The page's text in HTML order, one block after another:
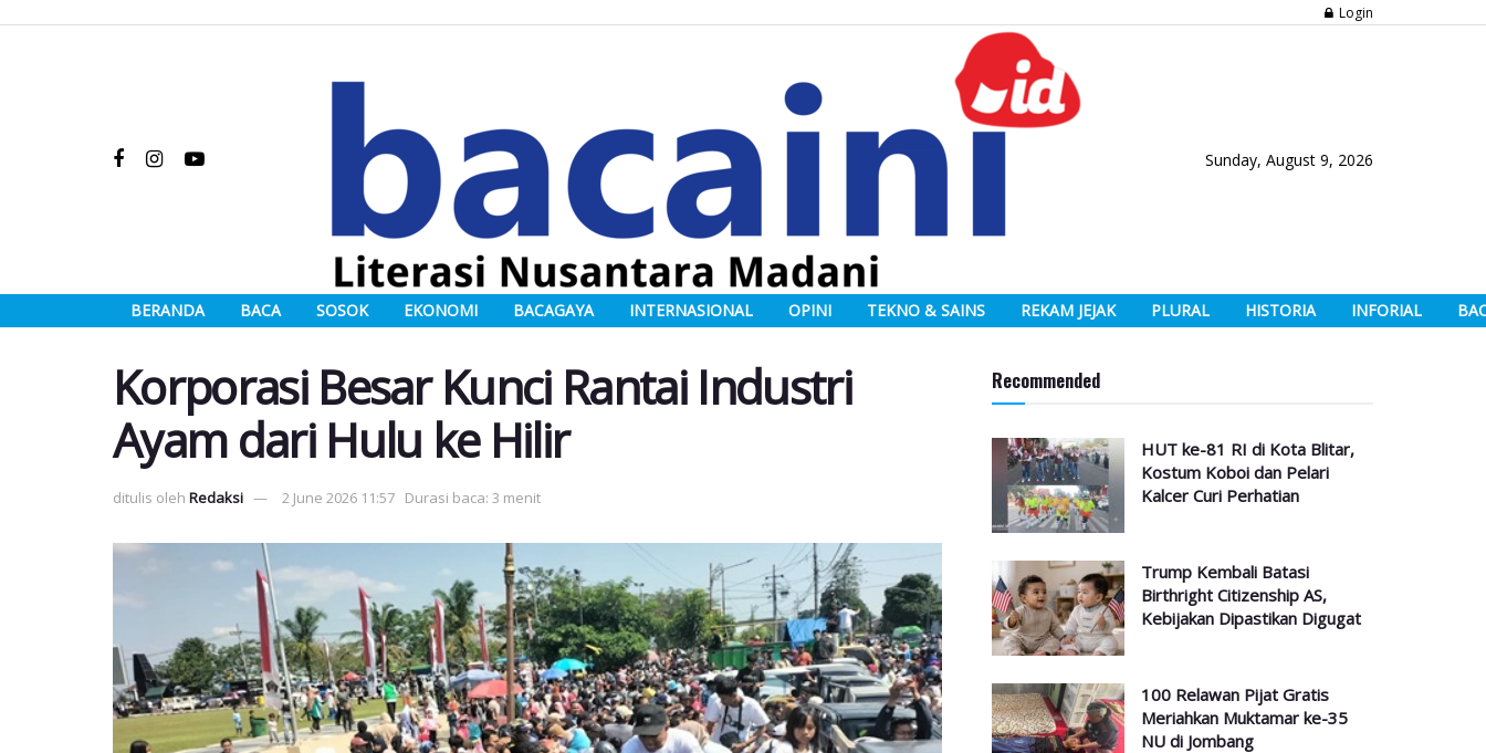
Login
Sunday, August 9, 2026
BERANDA BACA SOSOK EKONOMI BACAGAYA INTERNASIONAL OPINI TEKNO & SAINS REKAM JEJAK PLURAL HISTORIA INFORIAL
Korporasi Besar Kunci Rantai Industri
Ayam dari Hulu ke Hilir
ditulis oleh Redaksi 2 June 2026 11:57 Durasi baca: 3 menit
Recommended
HUT ke-81 RI di Kota Blitar,
Kostum Koboi dan Pelari
Kalcer Curi Perhatian
Trump Kembali Batasi
Birthright Citizenship AS,
Kebijakan Dipastikan Digugat
100 Relawan Pijat Gratis
Meriahkan Muktamar ke-35
NU di Jombang